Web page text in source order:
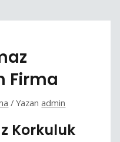
Firma
/ Yazan admin
Korkuluk